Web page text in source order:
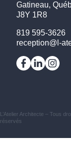
Gatineau,
J8Y 1R8
819 595-3626
reception@l-
L’Atelier Architecte – Tous
réservés